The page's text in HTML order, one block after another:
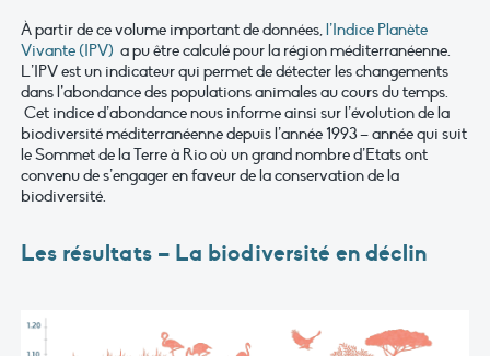
À partir de ce volume important de données, l’Indice Planète
Vivante (IPV) a pu être calculé pour la région méditerranéenne.
L’IPV est un indicateur qui permet de détecter les changements
dans l’abondance des populations animales au cours du temps.
Cet indice d’abondance nous informe ainsi sur l’évolution de la
biodiversité méditerranéenne depuis l’année 1993 – année qui suit
le Sommet de la Terre à Rio où un grand nombre d’Etats ont
convenu de s’engager en faveur de la conservation de la
biodiversité.
Les résultats – La biodiversité en déclin